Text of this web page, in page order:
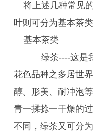
将上述几种常见
叶则可分为基本茶
基本茶类
绿茶----这是我
花色品种之多居世
醇、形美、耐冲泡
青一揉捻一干燥的
不同，绿茶又可分